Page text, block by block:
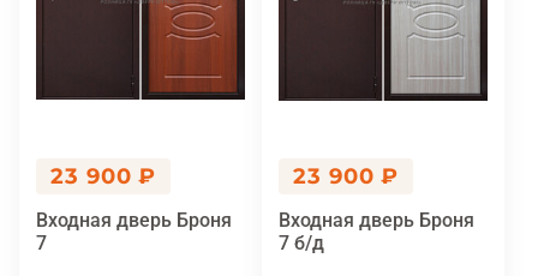
23 900 ₽
Входная дверь Броня
7
23 900 ₽
Входная дверь Броня
7 б/д